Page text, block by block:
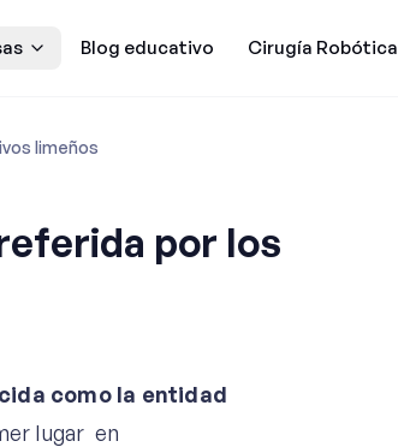
Blog educativo Cirugía Robótica
limeños
por los
como la entidad
lugar en